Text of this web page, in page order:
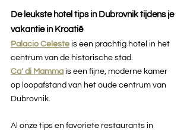
De leukste hotel tips in Dubrovnik tijdens je
vakantie in Kroatië
Palacio Celeste is een prachtig hotel in het
centrum van de historische stad.
Ca’ di Mamma is een fijne, moderne kamer
op loopafstand van het oude centrum van
Dubrovnik.
Al onze tips en favoriete restaurants in